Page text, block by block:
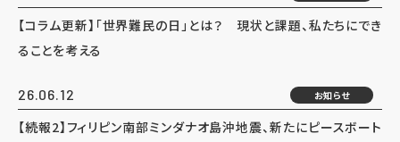
【コラム更新】「世界難民の日」とは？ 現状と課題、私たちにでき
ることを考える
26.06.12 お知らせ
【続報2】フィリピン南部ミンダナオ島沖地震、新たにピースボート